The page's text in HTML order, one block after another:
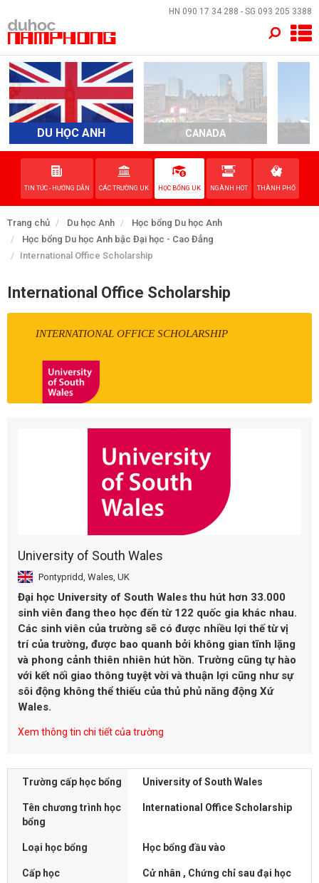
HN 090 17 34 288 - SG 093 205 3388
DU HỌC ANH CANADA
TIN TỨC - HƯỚNG DẪN CÁC TRƯỜNG UK HỌC BỔNG UK NGÀNH HOT THÀNH PHỐ
Trang chủ Du học Anh
Học bổng Du học Anh
Học bổng Du học Anh bậc Đại học - Cao Đẳng
International Office Scholarship
International Office Scholarship
INTERNATIONAL OFFICE SCHOLARSHIP
University of South Wales
Pontypridd, Wales, UK
Đại học University of South Wales thu hút hơn 33.000
sinh viên đang theo học đến từ 122 quốc gia khác nhau.
Các sinh viên của trường sẽ có được nhiều lợi thế từ vị
trí của trường, được bao quanh bởi không gian tĩnh lặng
và phong cảnh thiên nhiên hút hồn. Trường cũng tự hào
với kết nối giao thông tuyệt vời và thuận lợi cũng như sự
sôi động không thể thiếu của thủ phủ năng động Xứ
Wales.
Xem thông tin chi tiết của trường
Trường cấp học bổng University of South Wales
Tên chương trình học
bổng
International Office Scholarship
Loại học bổng Học bổng đầu vào
Cấp học Cử nhân , Chứng chỉ sau đại học
×
TRANG CHỦ
QUỐC GIA
EVENTS
DỊCH VỤ
VỀ NAM PHONG
LIÊN HỆ